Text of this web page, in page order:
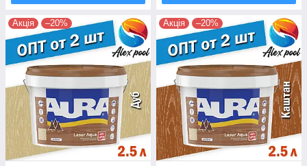
Акція –20% Акція –20%